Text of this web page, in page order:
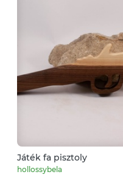
Játék fa pisztoly
hollossybela